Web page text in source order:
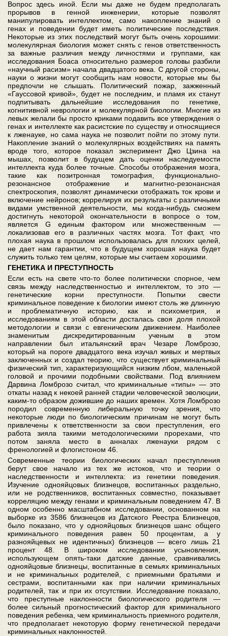
Вопрос здесь иной. Если мы даже не будем предполагать
прорывов в генной инженерии, которые позволят
манипулировать интеллектом, само накопление знаний о
генах и поведении будет иметь политические последствия.
Некоторые из этих последствий могут быть очень хорошими:
молекулярная биология может снять с генов ответственность
за важные различия между личностями и группами, как
исследования Боаса относительно размеров головы разбили
«научный расизм» начала двадцатого века. С другой стороны,
науки о жизни могут сообщить нам новости, которые мы бы
предпочли не слышать. Политический пожар, зажженный
«Гауссовой кривой», будет не последним, и пламя их станут
подпитывать дальнейшие исследования по генетике,
когнитивной неврологии и молекулярной биологии. Многие из
левых желали бы просто криками подавить все утверждения о
генах и интеллекте как расистские по существу и относящиеся
к лженауке, но сама наука не позволит пойти по этому пути.
Накопление знаний о молекулярных воздействиях на память
вроде того, которое показал эксперимент Джо Цзина на
мышах, позволит в будущем дать оценки наследуемости
интеллекта куда более точные. Способы отображения мозга,
такие как позитронная томография, функционально-
резонансное отображение и магнитно-резонансная
спектроскопия, позволят динамически отображать ток крови и
включение нейронов; коррелируя их результаты с различными
видами умственной деятельности, мы когда-нибудь сможем
достигнуть некоторой окончательности в вопросе о том,
является G единым фактором или множественным —
локализовав его в различных частях мозга. Тот факт, что
плохая наука в прошлом использовалась для плохих целей,
не дает нам гарантии, что в будущем хорошая наука будет
служить только тем целям, которые мы считаем хорошими.
ГЕНЕТИКА И ПРЕСТУПНОСТЬ
Если есть на свете что-то более политически спорное, чем
связь между наследственностью и интеллектом, то это —
генетические корни преступности. Попытки свести
криминальное поведение к биологии имеют столь же длинную
и проблематичную историю, как и психометрия, и
исследованиям в этой области досталась своя доля плохой
методологии и связи с евгеническим движением. Наиболее
знаменитым дискредитированным ученым в этом
направлении был итальянский врач Чезаре Ломброзо,
который на пороге двадцатого века изучал живых и мертвых
заключенных и создал теорию, что существует криминальный
физический тип, характеризующийся низким лбом, маленькой
головой и прочими подобными свойствами. Под влиянием
Дарвина Ломброзо считал, что криминальные «типы» — это
откаты назад к некоей ранней стадии человеческой эволюции,
каким-то образом дожившие до наших времен. Хотя Ломброзо
породил современную либеральную точку зрения, что
некоторые люди по биологическим причинам не могут быть
привлечены к ответственности за свои преступления, его
работа зияла такими методологическими прорехами, что
потом заняла место в анналах лженауки рядом с
френологией и флогистоном 46.
Современные теории биологических начал преступления
берут свое начало из тех же истоков, что и теории о
наследственности и интеллекта: из генетики поведения.
Изучение однояйцовых близнецов, воспитанных раздельно,
или не родственников, воспитанных совместно, показывает
корреляцию между генами и криминальным поведением 47. В
одном особенно масштабном исследовании, основанном на
выборке из 3586 близнецов из Датского Реестра Близнецов,
было показано, что у однояйцовых близнецов шанс общего
криминального поведения равен 50 процентам, а у
разнояйцевых не идентичных) близнецов — всего лишь 21
процент 48. В широком исследовании усыновления,
использующем опять-таки датские данные, сравнивались
однояйцовые близнецы, воспитанные в семьях криминальных
и не криминальных родителей, с приемными братьями и
сестрами, воспитанными как при наличии криминальных
родителей, так и при их отсутствии. Исследование показало,
что преступные наклонности биологического родителя —
более сильный прогностический фактор для криминального
поведения ребенка, чем криминальность приемного родителя,
что предполагает некоторую форму генетической передачи
криминальных наклонностей.